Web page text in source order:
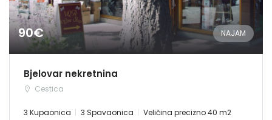
90€ NAJAM
Bjelovar nekretnina
Cestica
3 Kupaonica 3 Spavaonica Veličina precizno 40 m2